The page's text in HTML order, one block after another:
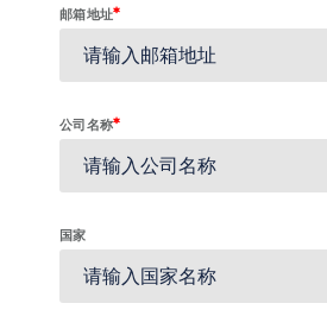
邮箱地址*
公司名称*
国家